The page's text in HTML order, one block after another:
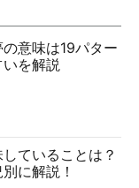
の意味は19パター
を解説
ていることは？
に解説！